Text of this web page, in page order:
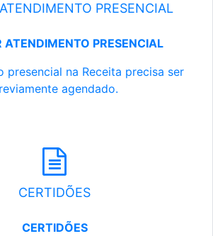
PRESENCIAL
ATENDIMENTO PRESENCIAL
presencial na Receita precisa ser
agendado.
CERTIDÕES
CERTIDÕES